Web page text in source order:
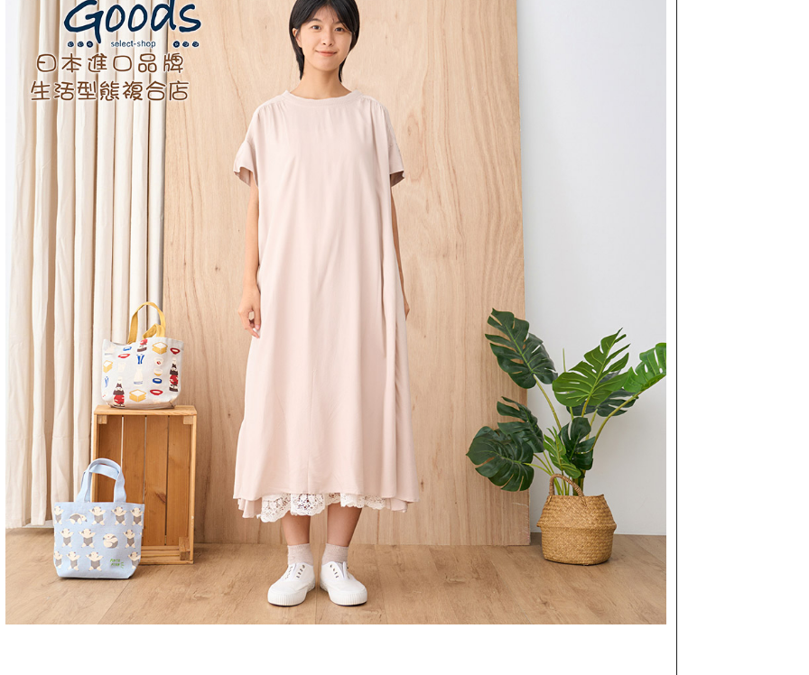
先享後付繳納相關費用。
※ 交易是否成功請以「AFTEE先享後付 」之結帳頁面顯示為準，若有關於
是否繳費成功／繳費後需取消欲退款等相關疑問，請聯繫「AFTEE先享後
【注意事項】
１．透過由恩沛科技股份有限公司提供之「AFTEE先享後付」服務完成之
交易，需依本服務之必要範圍內提供個人資料，並將交易相關給付款項請
求債權轉讓予恩沛科技股份有限公司。
２．關於個人資料處理事宜，請瀏覽以下網址：
https://aftee.tw/terms/#terms3
３．未成年的使用者請事先徵得法定代理人或監護人之同意方可使用
「AFTEE先享後付」，若未經同意申辦者引起之損失，本公司不負相關責
４．使用「AFTEE先享後付」時，將依據個別帳號之用戶狀況，依本公司
即時審查核予不同之上限額度；若仍有額度不足之情形，本公司將視審查
結果請求用戶進行身份認證。
５．嚴禁一人註冊多個帳號或使用他人資訊註冊。若發現惡意使用之情
形，恩沛科技股份有限公司將有權停止該用戶之使用額度並採取法律行
每筆NT$60，滿NT$2,000(含以上)免運費
付款後7-11取貨
每筆NT$60，滿NT$2,000(含以上)免運費
黑貓宅急便(包裹尺寸60cm以下)
每筆NT$100，滿NT$2,000(含以上)免運費
黑貓宅急便(包裹尺寸90cm以下)
每筆NT$140，滿NT$2,000(含以上)免運費